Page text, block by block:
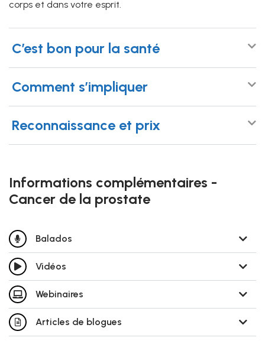
corps et dans votre esprit.
C’est bon pour la santé
Comment s’impliquer
Reconnaissance et prix
Informations complémentaires -
Cancer de la prostate
Balados
Vidéos
Webinaires
Articles de blogues